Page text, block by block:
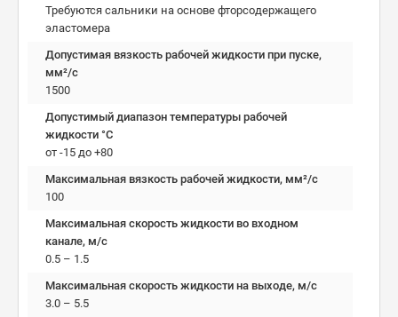
Требуются сальники на основе фторсодержащего
эластомера
Допустимая вязкость рабочей жидкости при пуске,
мм²/c
1500
Допустимый диапазон температуры рабочей
жидкости °C
от -15 до +80
Максимальная вязкость рабочей жидкости, мм²/c
100
Максимальная скорость жидкости во входном
канале, м/с
0.5 – 1.5
Максимальная скорость жидкости на выходе, м/с
3.0 – 5.5